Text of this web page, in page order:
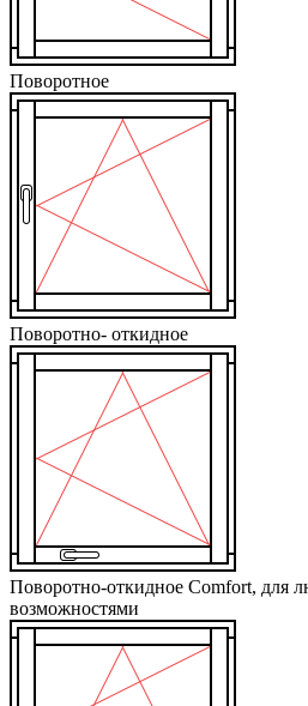
Поворотное
Поворотно- откидное
Поворотно-откидное Comfort, для
возможностями